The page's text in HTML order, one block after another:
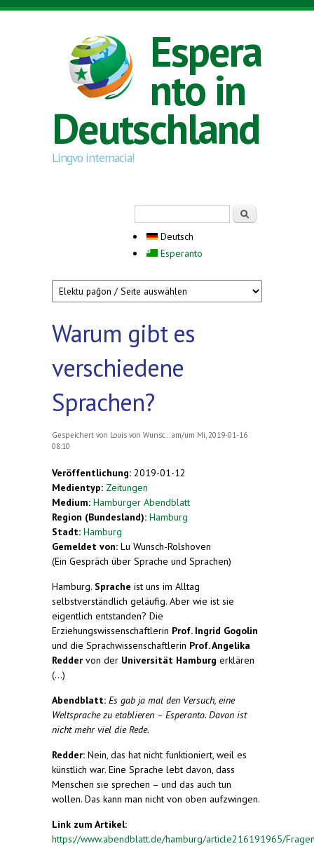
Direkt zum Inhalt
Espera
nto in
Deutschland
Lingvo internacia!
Deutsch
Esperanto
Warum gibt es
verschiedene
Sprachen?
Gespeichert von Louis von Wunsc...
am/um Mi, 2019-01-16
08:10
Veröffentlichung: 2019-01-12
Medientyp: Zeitungen
Medium: Hamburger Abendblatt
Region (Bundesland): Hamburg
Stadt: Hamburg
Gemeldet von: Lu Wunsch-Rolshoven
(Ein Gespräch über Sprache und Sprachen)
Hamburg. Sprache ist uns im Alltag
selbstverständlich geläufig. Aber wie ist sie
eigentlich entstanden? Die
Erziehungswissenschaftlerin Prof. Ingrid Gogolin
und die Sprachwissenschaftlerin Prof. Angelika
Redder von der Universität Hamburg erklären
(...)
Abendblatt: Es gab ja mal den Versuch, eine
Weltsprache zu etablieren – Esperanto. Davon ist
nicht mehr viel die Rede.
Redder: Nein, das hat nicht funktioniert, weil es
künstlich war. Eine Sprache lebt davon, dass
Menschen sie sprechen – und das auch tun
wollen. Das kann man nicht von oben aufzwingen.
Link zum Artikel:
https://www.abendblatt.de/hamburg/article216191965/